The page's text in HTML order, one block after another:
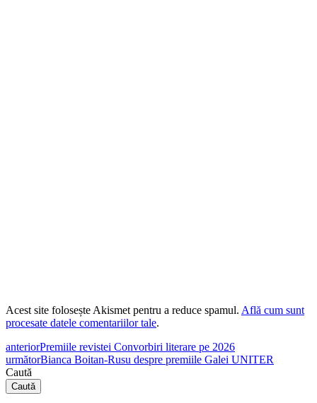
Acest site folosește Akismet pentru a reduce spamul. Află cum sunt
procesate datele comentariilor tale.
anteriorPremiile revistei Convorbiri literare pe 2026
următorBianca Boitan-Rusu despre premiile Galei UNITER
Caută
Caută